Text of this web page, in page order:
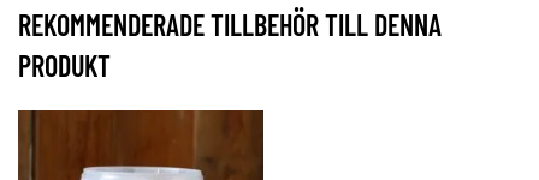
REKOMMENDERADE TILLBEHÖR TILL DENNA
PRODUKT